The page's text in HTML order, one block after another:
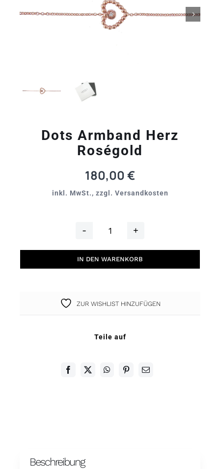

Dots Armband Herz
Roségold
180,00 €
inkl. MwSt., zzgl. Versandkosten
Dots
Armband
Herz
IN DEN WARENKORB
ZUR WISHLIST HINZUFÜGEN
Teile auf
Beschreibung